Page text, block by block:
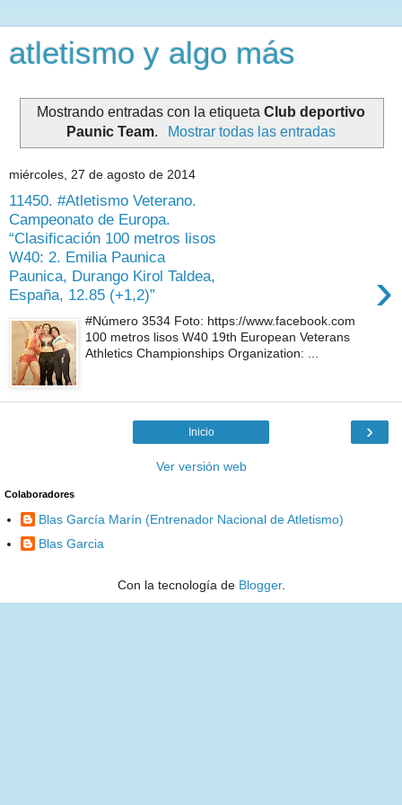
atletismo y algo más
Mostrando entradas con la etiqueta Club deportivo
Paunic Team. Mostrar todas las entradas
miércoles, 27 de agosto de 2014
11450. #Atletismo Veterano.
Campeonato de Europa.
“Clasificación 100 metros lisos
W40: 2. Emilia Paunica
Paunica, Durango Kirol Taldea,
España, 12.85 (+1,2)”
›
#Número 3534 Foto: https://www.facebook.com
100 metros lisos W40 19th European Veterans
Athletics Championships Organization: ...
›
Inicio
Ver versión web
Colaboradores
Blas García Marín (Entrenador Nacional de Atletismo)
Blas Garcia
Con la tecnología de Blogger.